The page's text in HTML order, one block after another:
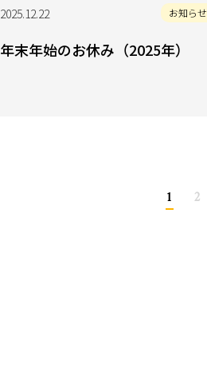
2025.12.22 お知らせ
年末年始のお休み（2025年）
1 2